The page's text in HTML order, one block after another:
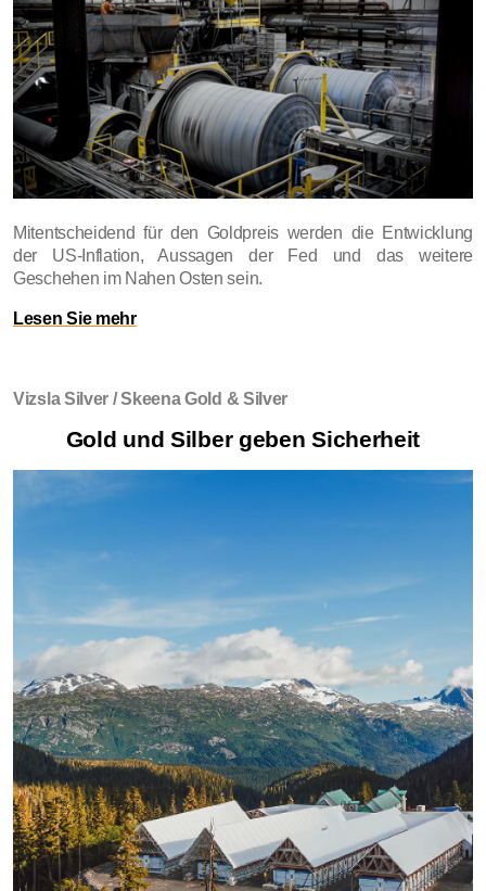
Mitentscheidend für den Goldpreis werden die Entwicklung
der US-Inflation, Aussagen der Fed und das weitere
Geschehen im Nahen Osten sein.
Lesen Sie mehr
Vizsla Silver / Skeena Gold & Silver
Gold und Silber geben Sicherheit